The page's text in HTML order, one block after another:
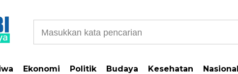
Ekonomi Politik Budaya Kesehatan Nasional